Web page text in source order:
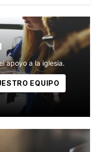
apoyo a la iglesia.
EQUIPO